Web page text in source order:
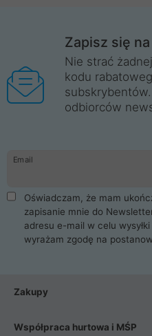
Zapisz się
Nie strać
kodu
odbiorców
Email
Oświadczam, że mam
zapisanie mnie do
adresu e-mail w celu
wyrażam zgodę na
Zakupy
Współpraca hurtowa i MŚP